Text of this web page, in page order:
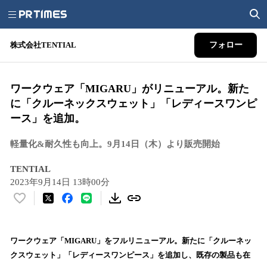
株式会社TENTIAL フォロー
ワークウェア「MIGARU」がリニューアル。新た
に「クルーネックスウェット」「レディースワンピ
ース」を追加。
軽量化&耐久性も向上。9月14日（木）より販売開始
TENTIAL
2023年9月14日 13時00分
い
！
数
ワークウェア「MIGARU」をフルリニューアル。新たに「クルーネッ
クスウェット」「レディースワンピース」を追加し、既存の製品も在